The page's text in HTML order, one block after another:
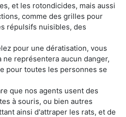
et les rotondicides, mais aussi
comme des grilles pour
répulsifs nuisibles, des
pour une dératisation, vous
représentera aucun danger,
pour toutes les personnes se
que nos agents usent des
à souris, ou bien autres
ainsi d'attraper les rats, et de